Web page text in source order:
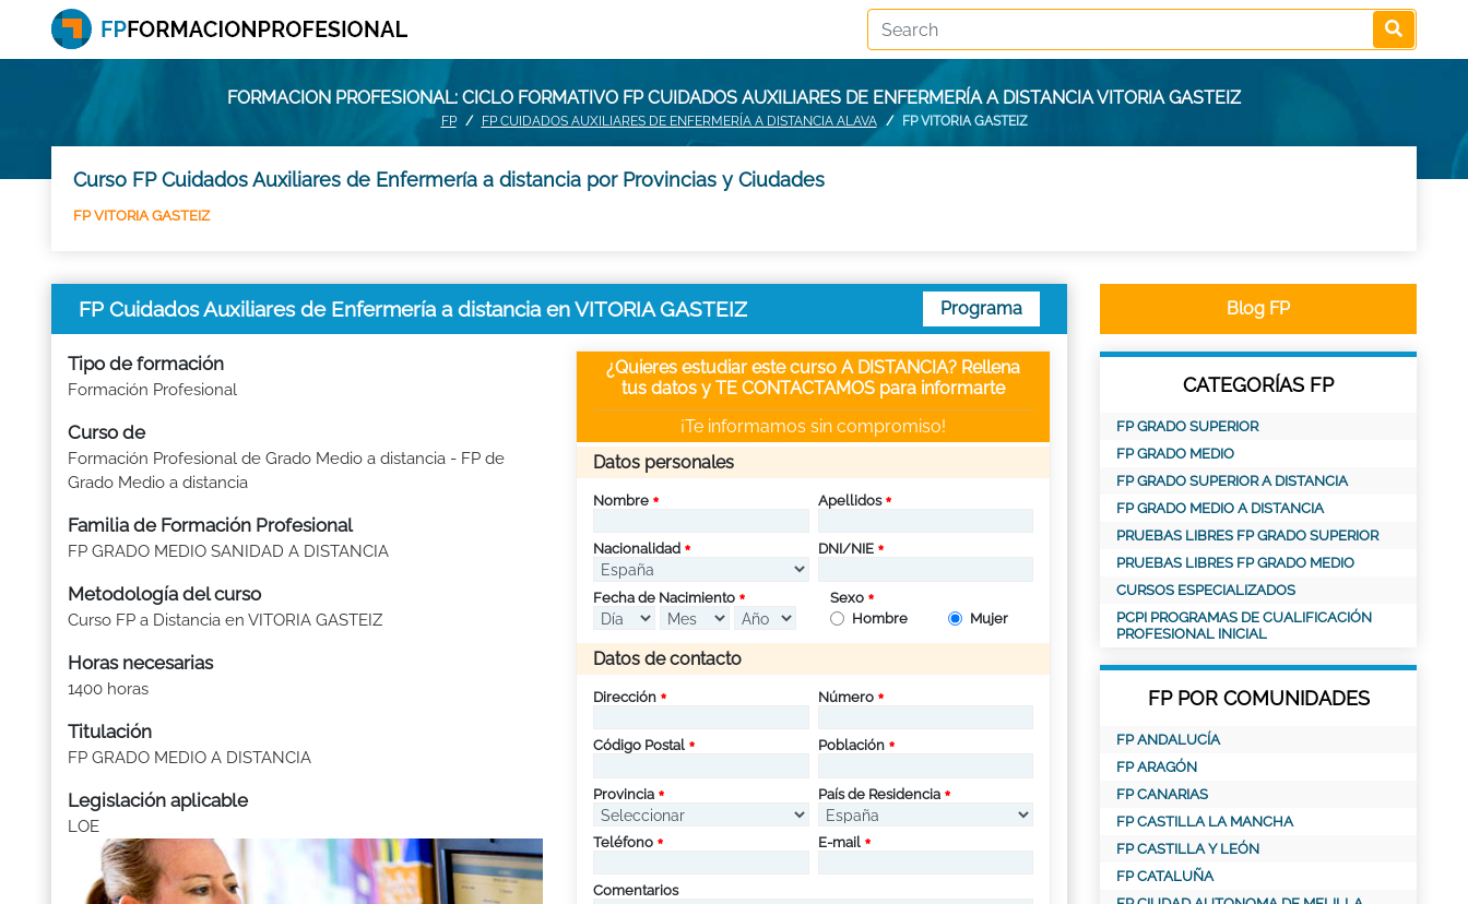
FORMACION PROFESIONAL: CICLO FORMATIVO FP CUIDADOS AUXILIARES DE ENFERMERÍA A DISTANCIA VITORIA GASTEIZ
FP FP CUIDADOS AUXILIARES DE ENFERMERÍA A DISTANCIA ALAVA FP VITORIA GASTEIZ
Curso FP Cuidados Auxiliares de Enfermería a distancia por Provincias y Ciudades
FP VITORIA GASTEIZ
FP Cuidados Auxiliares de Enfermería a distancia en VITORIA GASTEIZ Programa
Tipo de formación
Formación Profesional
Curso de
Formación Profesional de Grado Medio a distancia - FP de
Grado Medio a distancia
Familia de Formación Profesional
FP GRADO MEDIO SANIDAD A DISTANCIA
Metodología del curso
Curso FP a Distancia en VITORIA GASTEIZ
Horas necesarias
1400 horas
Titulación
FP GRADO MEDIO A DISTANCIA
Legislación aplicable
LOE
¿Quieres estudiar este curso A DISTANCIA? Rellena
tus datos y TE CONTACTAMOS para informarte
¡Te informamos sin compromiso!
Datos personales
Nombre Apellidos
Nacionalidad DNI/NIE
Fecha de Nacimiento
Sexo
Hombre
Mujer
Datos de contacto
Dirección Número
Código Postal Población
Provincia País de Residencia
Teléfono E-mail
Comentarios
Blog FP
CATEGORÍAS FP
FP GRADO SUPERIOR
FP GRADO MEDIO
FP GRADO SUPERIOR A DISTANCIA
FP GRADO MEDIO A DISTANCIA
PRUEBAS LIBRES FP GRADO SUPERIOR
PRUEBAS LIBRES FP GRADO MEDIO
CURSOS ESPECIALIZADOS
PCPI PROGRAMAS DE CUALIFICACIÓN
PROFESIONAL INICIAL
FP POR COMUNIDADES
FP ANDALUCÍA
FP ARAGÓN
FP CANARIAS
FP CASTILLA LA MANCHA
FP CASTILLA Y LEÓN
FP CATALUÑA